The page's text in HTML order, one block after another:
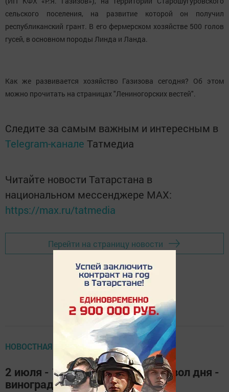
сельского поселения, на развитие которой он получил
республиканский грант. В его фермерском хозяйстве 500 голов
гусей, в основном породы Линда и Ланда.
Как же развивается хозяйство Газизова сегодня? Об этом
можно прочитать на страницах "Лениногорских вестей".
Следите за самым важным и интересным в
Telegram-канале Татмедиа
Читайте новости Татарстана в
национальном мессенджере MАХ:
https://max.ru/tatmedia
Перейти на страницу новости
НОВОСТНАЯ ЛЕНТА
2 июля - 17-й лунный день, символ дня -
виноградная гроздь